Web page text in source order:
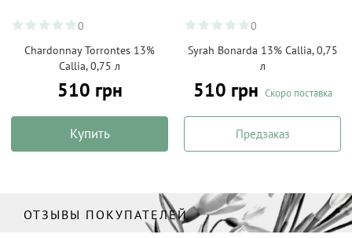
0
Chardonnay Torrontes 13%
Callia, 0,75 л
510 грн
Купить
0
Syrah Bonarda 13% Callia, 0,75
л
510 грн Скоро поставка
Предзаказ
ОТЗЫВЫ ПОКУПАТЕЛЕЙ